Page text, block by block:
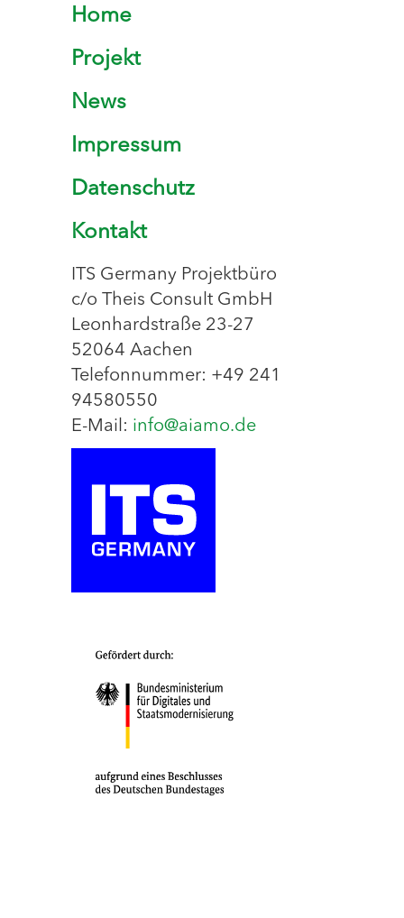
Home
Projekt
News
Impressum
Datenschutz
Kontakt
ITS Germany Projektbüro
c/o Theis Consult GmbH
Leonhardstraße 23-27
52064 Aachen
Telefonnummer: +49 241
94580550
E-Mail: info@aiamo.de